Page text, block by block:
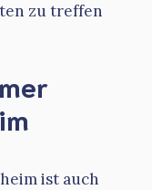
zu treffen
ist auch